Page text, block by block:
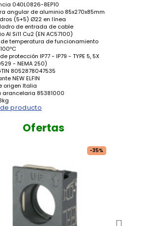
040L0826-8EP10
angular de aluminio 85x270x85mm
(5+5) Ø22 en línea
de entrada de cable
Al Si11 Cu2 (EN AC57100)
temperatura de funcionamiento
protección IP77 - IP79 - TYPE 5, 5X
- NEMA 250)
8052878047535
NEW ELFIN
origen Italia
arancelaria 85381000
producto
Ofertas
-35%